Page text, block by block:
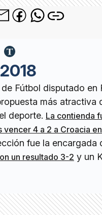
Fútbol disputado en
más atractiva
deporte. La contienda
vencer 4 a 2 a Croacia
fue la encargada
un resultado 3-2 y un